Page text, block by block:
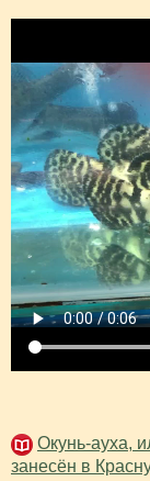
Окунь-ауха,
занесён в